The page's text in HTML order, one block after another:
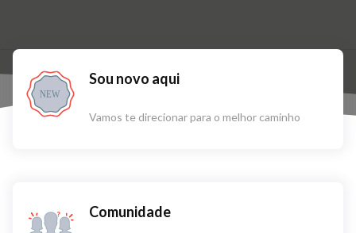
NEW
Sou novo aqui
Vamos te direcionar para o melhor caminho
Comunidade